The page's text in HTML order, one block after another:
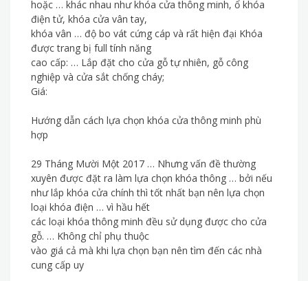
hoặc … khác nhau như khóa cửa thông minh, ổ khóa
điện tử, khóa cửa vân tay,
khóa vân … độ bo vát cứng cáp và rất hiện đại Khóa
được trang bị full tính năng
cao cấp: … Lắp đặt cho cửa gỗ tự nhiên, gỗ công
nghiệp và cửa sắt chống cháy;
Giá:
Hướng dẫn cách lựa chọn khóa cửa thông minh phù
hợp
29 Tháng Mười Một 2017 … Nhưng vấn đề thường
xuyên được đặt ra làm lựa chọn khóa thông … bởi nếu
như lắp khóa cửa chính thì tốt nhất bạn nên lựa chọn
loại khóa điện … vì hầu hết
các loại khóa thông minh đều sử dụng được cho cửa
gỗ. … Không chỉ phụ thuộc
vào giá cả mà khi lựa chọn bạn nên tìm đến các nhà
cung cấp uy